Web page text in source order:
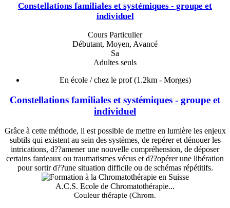
Constellations familiales et systémiques - groupe et
individuel
Cours Particulier
Débutant, Moyen, Avancé
Sa
Adultes seuls
En école / chez le prof(1.2km - Morges)
Constellations familiales et systémiques - groupe et
individuel
Grâce à cette méthode, il est possible de mettre en lumière les enjeux
subtils qui existent au sein des systèmes, de repérer et dénouer les
intrications, d??amener une nouvelle compréhension, de déposer
certains fardeaux ou traumatismes vécus et d??opérer une libération
pour sortir d??une situation difficile ou de schémas répétitifs.
A.C.S. Ecole de Chromatothérapie...
Couleur thérapie (Chrom.